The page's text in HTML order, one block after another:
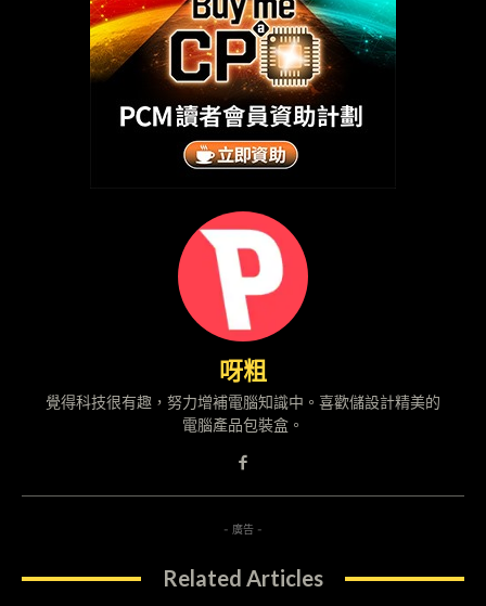
呀粗
覺得科技很有趣，努力增補電腦知識中。喜歡儲設計精美的
電腦產品包裝盒。
- 廣告 -
Related Articles